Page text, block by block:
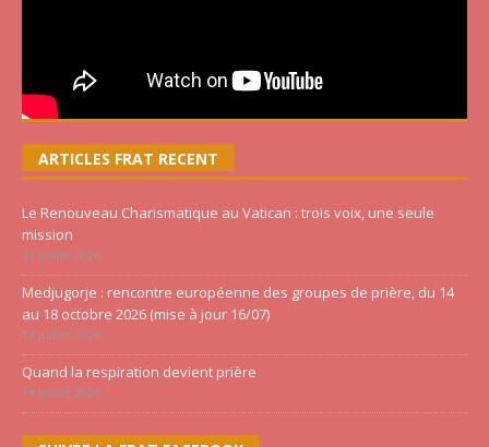
ARTICLES FRAT RECENT
Le Renouveau Charismatique au Vatican : trois voix, une seule
mission
21 juillet 2026
Medjugorje : rencontre européenne des groupes de prière, du 14
au 18 octobre 2026 (mise à jour 16/07)
16 juillet 2026
Quand la respiration devient prière
14 juillet 2026